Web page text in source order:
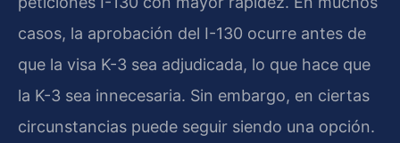
casos, la aprobación del I-130 ocurre antes de
que la visa K-3 sea adjudicada, lo que hace que
la K-3 sea innecesaria. Sin embargo, en ciertas
circunstancias puede seguir siendo una opción.